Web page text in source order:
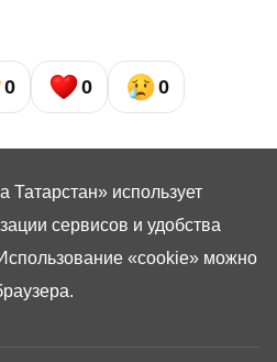
0 0 0
Татарстан» использует
сервисов и удобства
«cookie» можно